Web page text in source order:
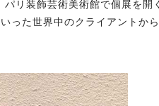
リ装飾芸術美術館で個展を
った世界中のクライアントか